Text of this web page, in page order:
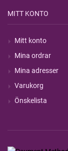
MITT KONTO
Mitt konto
Mina ordrar
Mina adresser
Varukorg
Önskelista